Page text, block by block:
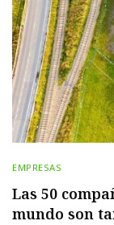
EMPRESAS
Las 50
mundo son